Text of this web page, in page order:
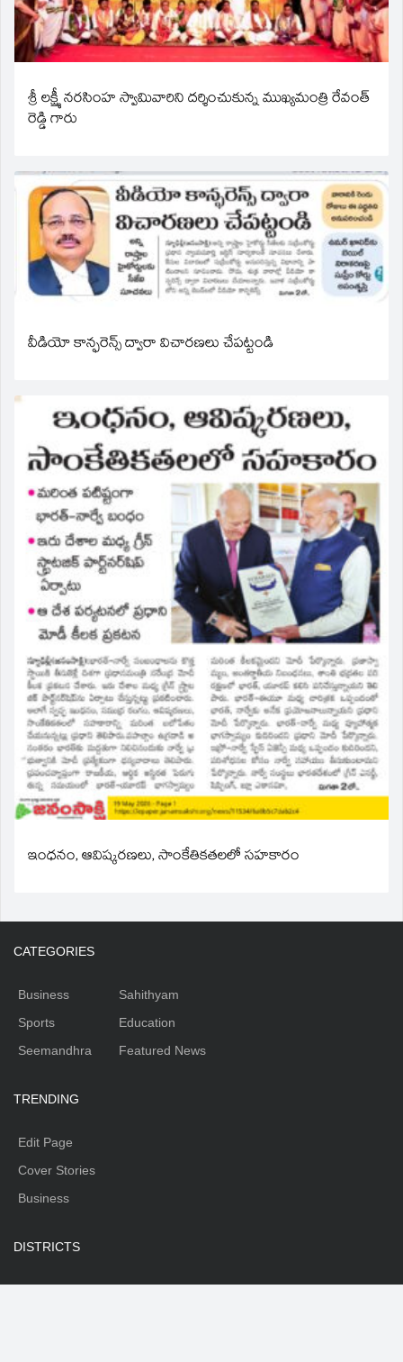
శ్రీ లక్ష్మీ నరసింహ స్వామివారిని దర్శించుకున్న ముఖ్యమంత్రి రేవంత్
రెడ్డి గారు
వీడియో కాన్ఫరెన్స్ ద్వారా విచారణలు చేపట్టండి
ఇంధనం, ఆవిష్కరణలు, సాంకేతికతలలో సహకారం
CATEGORIES
Business
Sports
Seemandhra
Sahithyam
Education
Featured News
TRENDING
Edit Page
Cover Stories
Business
DISTRICTS